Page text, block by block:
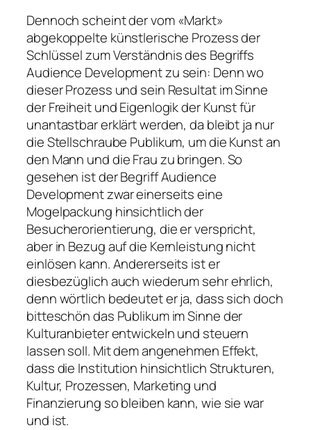
Dennoch scheint der vom «Markt»
abgekoppelte künstlerische Prozess der
Schlüssel zum Verständnis des Begriffs
Audience Development zu sein: Denn wo
dieser Prozess und sein Resultat im Sinne
der Freiheit und Eigenlogik der Kunst für
unantastbar erklärt werden, da bleibt ja nur
die Stellschraube Publikum, um die Kunst an
den Mann und die Frau zu bringen. So
gesehen ist der Begriff Audience
Development zwar einerseits eine
Mogelpackung hinsichtlich der
Besucherorientierung, die er verspricht,
aber in Bezug auf die Kernleistung nicht
einlösen kann. Andererseits ist er
diesbezüglich auch wiederum sehr ehrlich,
denn wörtlich bedeutet er ja, dass sich doch
bitteschön das Publikum im Sinne der
Kulturanbieter entwickeln und steuern
lassen soll. Mit dem angenehmen Effekt,
dass die Institution hinsichtlich Strukturen,
Kultur, Prozessen, Marketing und
Finanzierung so bleiben kann, wie sie war
und ist.